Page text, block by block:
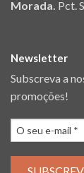
Morada. Pct.
Newsletter
Subscreva a
promoções!